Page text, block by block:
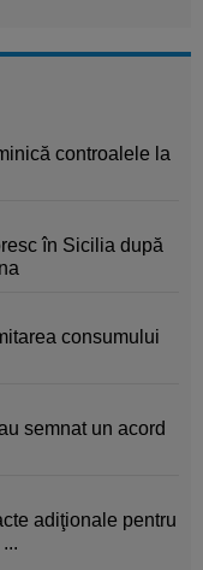
controalele la
în Sicilia după
consumului
semnat un acord
adiţionale pentru